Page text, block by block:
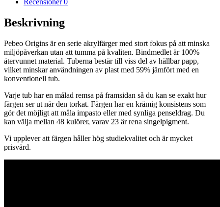
Origin
60
ml
Beskrivning
Pebeo Origins är en serie akrylfärger med stort fokus på att minska
miljöpåverkan utan att tumma på kvaliten. Bindmedlet är 100%
återvunnet material. Tuberna består till viss del av hållbar papp,
vilket minskar användningen av plast med 59% jämfört med en
konventionell tub.
Varje tub har en målad remsa på framsidan så du kan se exakt hur
färgen ser ut när den torkat. Färgen har en krämig konsistens som
gör det möjligt att måla impasto eller med synliga penseldrag. Du
kan välja mellan 48 kulörer, varav 23 är rena singelpigment.
Vi upplever att färgen håller hög studiekvalitet och är mycket
prisvärd.